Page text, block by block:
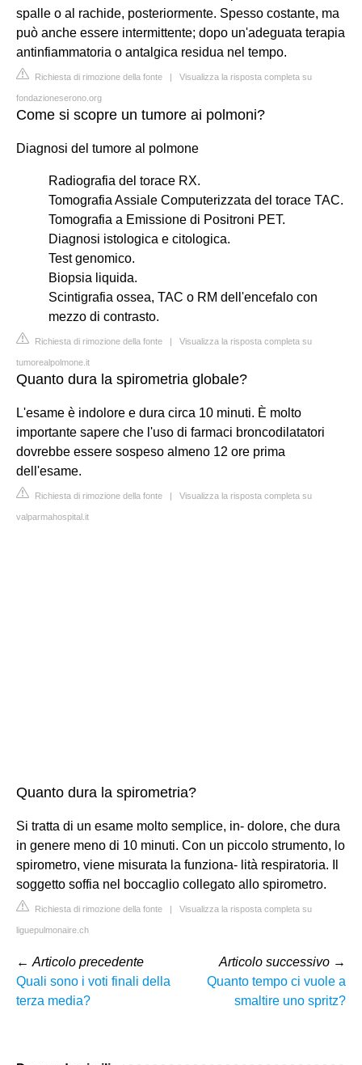
spalle o al rachide, posteriormente. Spesso costante, ma
può anche essere intermittente; dopo un'adeguata terapia
antinfiammatoria o antalgica residua nel tempo.
Richiesta di rimozione della fonte | Visualizza la risposta completa su
fondazioneserono.org
Come si scopre un tumore ai polmoni?
Diagnosi del tumore al polmone
Radiografia del torace RX.
Tomografia Assiale Computerizzata del torace TAC.
Tomografia a Emissione di Positroni PET.
Diagnosi istologica e citologica.
Test genomico.
Biopsia liquida.
Scintigrafia ossea, TAC o RM dell'encefalo con
mezzo di contrasto.
Richiesta di rimozione della fonte | Visualizza la risposta completa su
tumorealpolmone.it
Quanto dura la spirometria globale?
L'esame è indolore e dura circa 10 minuti. È molto
importante sapere che l'uso di farmaci broncodilatatori
dovrebbe essere sospeso almeno 12 ore prima
dell'esame.
Richiesta di rimozione della fonte | Visualizza la risposta completa su
valparmahospital.it
Quanto dura la spirometria?
Si tratta di un esame molto semplice, in- dolore, che dura
in genere meno di 10 minuti. Con un piccolo strumento, lo
spirometro, viene misurata la funziona- lità respiratoria. Il
soggetto soffia nel boccaglio collegato allo spirometro.
Richiesta di rimozione della fonte | Visualizza la risposta completa su
liguepulmonaire.ch
← Articolo precedente
Quali sono i voti finali della
terza media?
Articolo successivo →
Quanto tempo ci vuole a
smaltire uno spritz?